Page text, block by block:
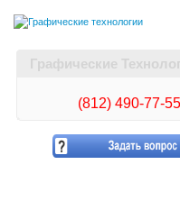
Графические
(812) 490-77-55